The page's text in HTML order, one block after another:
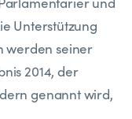
Unterstützung
werden seiner
2014, der
genannt wird,